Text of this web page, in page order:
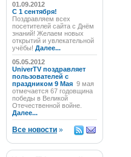
01.09.2012
C 1 сентября!
Поздравляем всех
посетителей сайта с Днём
знаний! Желаем новых
открытий и увлекательной
учёбы! Далее...
05.05.2012
UniverTV поздравляет
пользователей с
праздником 9 Мая 9 мая
отмечается 67 годовщина
победы в Великой
Отечественной войне.
Далее...
Все новости »